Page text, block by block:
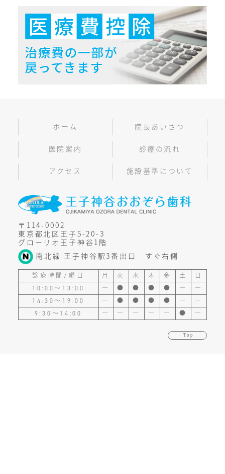
ホーム 院長あいさつ
医院案内 診療の流れ
アクセス 施設基準について
〒114-0002
東京都北区王子5-20-3
グローリオ王子神谷1階
南北線 王子神谷駅3番出口 すぐ右側
診療時間/曜日 月 火 水 木 金 土
日
10:00～13:00
― ● ● ● ● ―
―
14:30～19:00
― ● ● ● ● ―
―
9:30～14:00
― ― ― ― ― ● ―